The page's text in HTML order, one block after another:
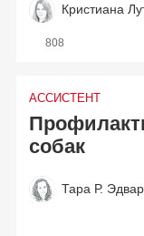
Кристиана
808
АССИСТЕНТ
собак
Тара Р.